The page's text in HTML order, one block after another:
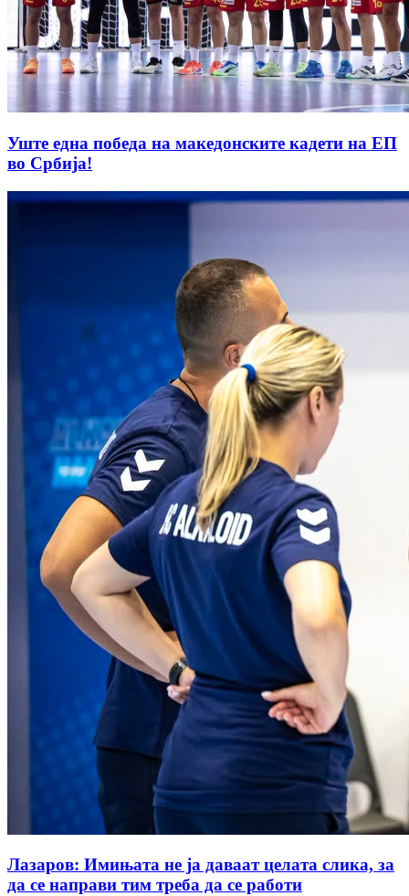
Уште една победа на македонските кадети на ЕП
во Србија!
Лазаров: Имињата не ја даваат целата слика, за
да се направи тим треба да се работи